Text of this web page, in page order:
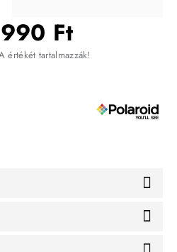
Ft
értékét tartalmazzák!